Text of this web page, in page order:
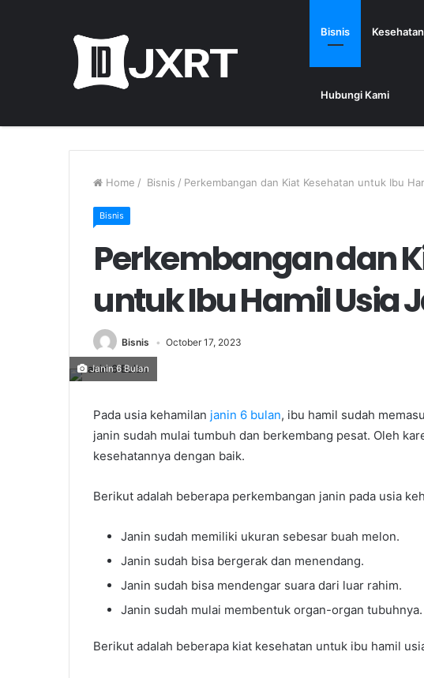
Bisnis Kesehatan
Hubungi Kami
Home / Bisnis / Perkembangan dan Kiat Kesehatan untuk Ibu
Bisnis
Perkembangan dan
untuk Ibu Hamil Usia
Bisnis October 17, 2023
Janin 6 Bulan
Pada usia kehamilan janin 6 bulan, ibu hamil sudah
janin sudah mulai tumbuh dan berkembang pesat. Oleh
kesehatannya dengan baik.
Berikut adalah beberapa perkembangan janin pada usia
Janin sudah memiliki ukuran sebesar buah melon.
Janin sudah bisa bergerak dan menendang.
Janin sudah bisa mendengar suara dari luar rahim.
Janin sudah mulai membentuk organ-organ tubuhnya.
Berikut adalah beberapa kiat kesehatan untuk ibu hamil